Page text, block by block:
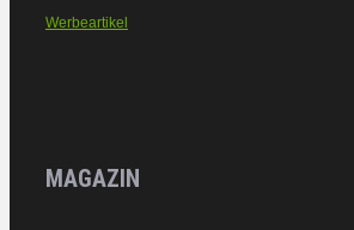
Werbeartikel
MAGAZIN